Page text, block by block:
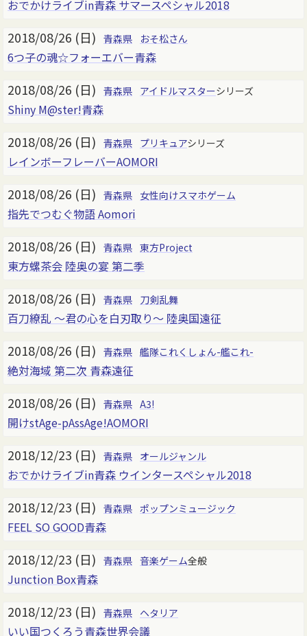
おでかけライブin青森 サマースペシャル2018
2018/08/26 (日) 青森県 おそ松さん
6つ子の魂☆フォーエバー青森
2018/08/26 (日) 青森県 アイドルマスターシリーズ
Shiny M@ster!青森
2018/08/26 (日) 青森県 プリキュアシリーズ
レインボーフレーバーAOMORI
2018/08/26 (日) 青森県 女性向けスマホゲーム
指先でつむぐ物語 Aomori
2018/08/26 (日) 青森県 東方Project
東方螺茶会 陸奥の宴 第二季
2018/08/26 (日) 青森県 刀剣乱舞
百刀繚乱 ～君の心を白刃取り～ 陸奥国遠征
2018/08/26 (日) 青森県 艦隊これくしょん-艦これ-
絶対海域 第二次 青森遠征
2018/08/26 (日) 青森県 A3!
開けstAge-pAssAge!AOMORI
2018/12/23 (日) 青森県 オールジャンル
おでかけライブin青森 ウインタースペシャル2018
2018/12/23 (日) 青森県 ポップンミュージック
FEEL SO GOOD青森
2018/12/23 (日) 青森県 音楽ゲーム全般
Junction Box青森
2018/12/23 (日) 青森県 ヘタリア
いい国つくろう青森世界会議